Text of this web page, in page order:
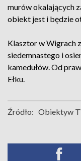
murów okalających
obiekt jest i będzie
Klasztor w Wigrach
siedemnastego i
kamedułów. Od
Ełku.
Źródło: Obiektyw